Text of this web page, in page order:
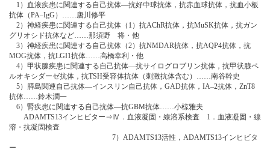
1）血液疾患に関連する自己抗体―抗好中球抗体，抗赤血球抗体，抗血小板
抗体（PA‒IgG）……唐川修平
2）神経疾患に関連する自己抗体（1）抗AChR抗体，抗MuSK抗体，抗ガン
グリオシド抗体など……那須野 将・他
3）神経疾患に関連する自己抗体（2）抗NMDAR抗体，抗AQP4抗体，抗
MOG抗体，抗LGI1抗体……高橋幸利・他
4）甲状腺疾患に関連する自己抗体―抗サイログロブリン抗体，抗甲状腺ペ
ルオキシダーゼ抗体，抗TSH受容体抗体（刺激抗体含む）……南谷幹史
5）膵島関連自己抗体―インスリン自己抗体，GAD抗体，IA‒2抗体，ZnT8
抗体……鈴木潤一
6）腎疾患に関連する自己抗体―抗GBM抗体……小椋雅夫
ADAMTS13インヒビター⇒Ⅳ．血液凝固・線溶系検査 1．血液凝固・線
溶・抗凝固検査
7）ADAMTS13活性，ADAMTS13インヒビタ
ー